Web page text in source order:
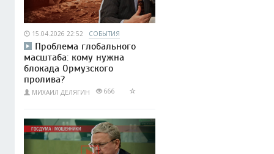
15.04.2026 22:52 СОБЫТИЯ
Проблема глобального
масштаба: кому нужна
блокада Ормузского
пролива?
МИХАИЛ ДЕЛЯГИН 666